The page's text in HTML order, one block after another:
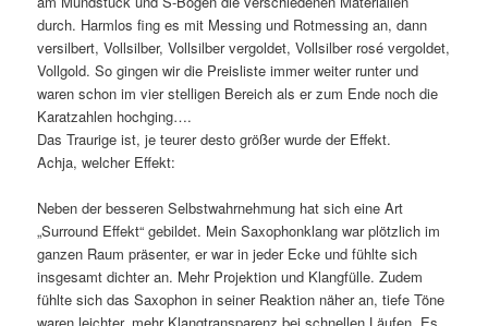
durch. Harmlos fing es mit Messing und Rotmessing an, dann
versilbert, Vollsilber, Vollsilber vergoldet, Vollsilber rosé vergoldet,
Vollgold. So gingen wir die Preisliste immer weiter runter und
waren schon im vier stelligen Bereich als er zum Ende noch die
Karatzahlen hochging….
Das Traurige ist, je teurer desto größer wurde der Effekt.
Achja, welcher Effekt:
Neben der besseren Selbstwahrnehmung hat sich eine Art
„Surround Effekt“ gebildet. Mein Saxophonklang war plötzlich im
ganzen Raum präsenter, er war in jeder Ecke und fühlte sich
insgesamt dichter an. Mehr Projektion und Klangfülle. Zudem
fühlte sich das Saxophon in seiner Reaktion näher an, tiefe Töne